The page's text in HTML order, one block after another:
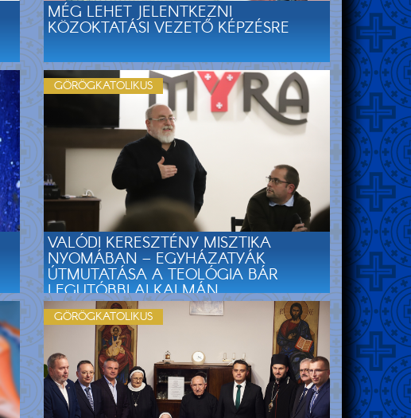
MÉG LEHET JELENTKEZNI
KÖZOKTATÁSI VEZETŐ KÉPZÉSRE
VALÓDI KERESZTÉNY MISZTIKA
NYOMÁBAN – EGYHÁZATYÁK
ÚTMUTATÁSA A TEOLÓGIA BÁR
LEGUTÓBBI ALKALMÁN
GÖRÖGKATOLIKUS
GÖRÖGKATOLIKUS